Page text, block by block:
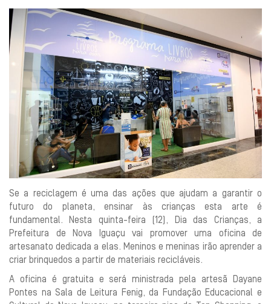
Se a reciclagem é uma das ações que ajudam a garantir o
futuro do planeta, ensinar às crianças esta arte é
fundamental. Nesta quinta-feira (12), Dia das Crianças, a
Prefeitura de Nova Iguaçu vai promover uma oficina de
artesanato dedicada a elas. Meninos e meninas irão aprender a
criar brinquedos a partir de materiais recicláveis.
A oficina é gratuita e será ministrada pela artesã Dayane
Pontes na Sala de Leitura Fenig, da Fundação Educacional e